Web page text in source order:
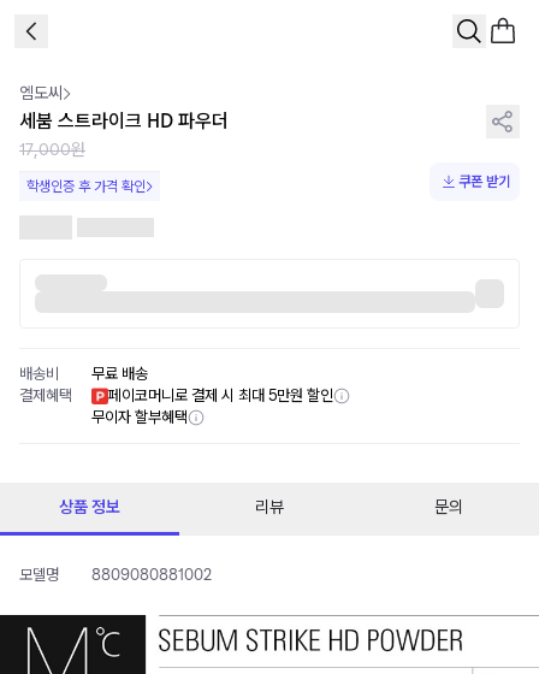
엠도씨
세붐 스트라이크 HD 파우더
17,000원
학생인증 후 가격 확인 쿠폰 받기
배송비
무료 배송
결제혜택
페이코머니로 결제 시 최대 5만원 할인
무이자 할부혜택
상품 정보 리뷰 문의
모델명 8809080881002